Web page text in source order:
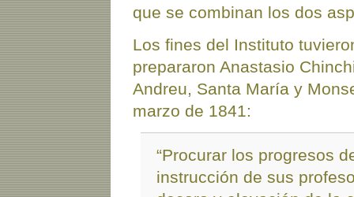
que se combinan los dos
Los fines del Instituto
prepararon Anastasio
Andreu, Santa María y
marzo de 1841:
“Procurar los progresos
instrucción de sus